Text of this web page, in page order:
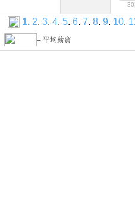
30
1. 2. 3. 4. 5. 6. 7. 8. 9. 10.
= 平均薪資